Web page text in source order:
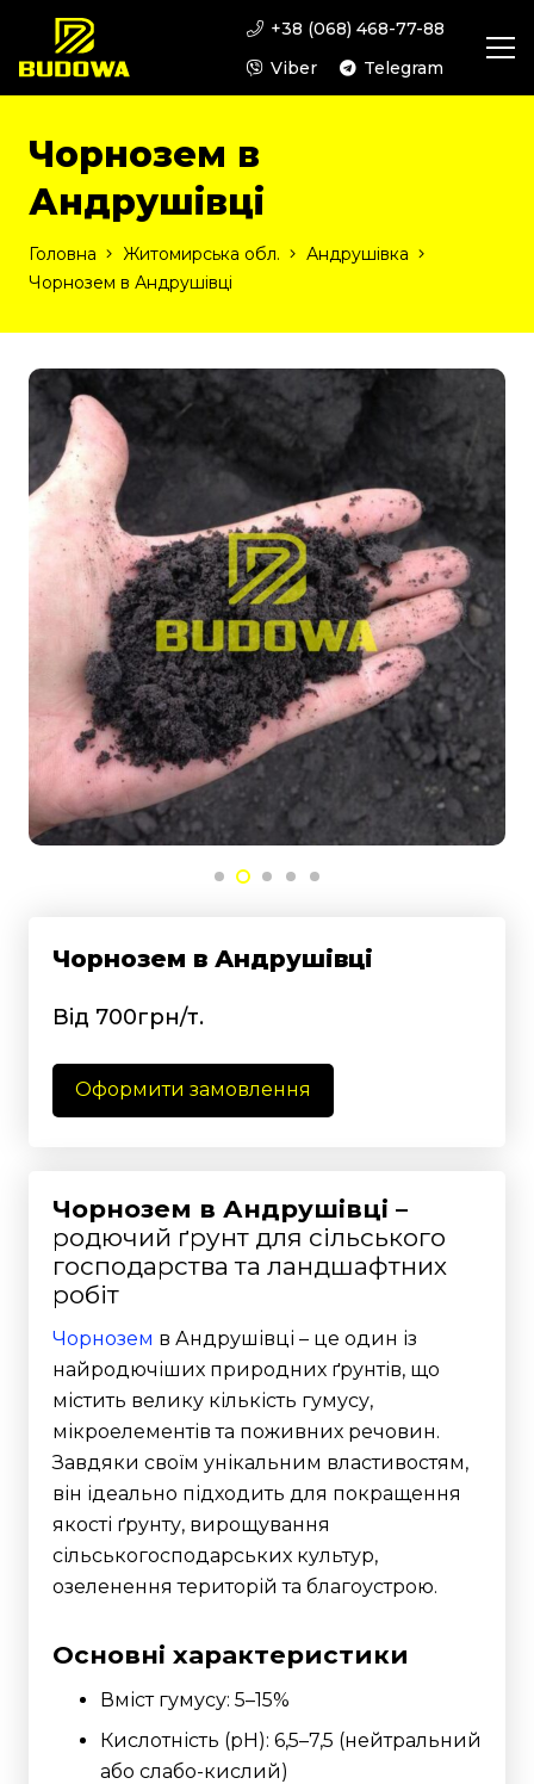
+38 (068) 468-77-88
Viber
Telegram
Чорнозем в
Андрушівці
Головна Житомирська обл.
Андрушівка
Чорнозем в Андрушівці
Чорнозем в Андрушівці
Від 700грн/т.
Оформити замовлення
Чорнозем в Андрушівці –
родючий ґрунт для сільського
господарства та ландшафтних
робіт
Чорнозем в Андрушівці – це один із
найродючіших природних ґрунтів, що
містить велику кількість гумусу,
мікроелементів та поживних речовин.
Завдяки своїм унікальним властивостям,
він ідеально підходить для покращення
якості ґрунту, вирощування
сільськогосподарських культур,
озеленення територій та благоустрою.
Основні характеристики
Вміст гумусу: 5–15%
Кислотність (pH): 6,5–7,5 (нейтральний
або слабо-кислий)